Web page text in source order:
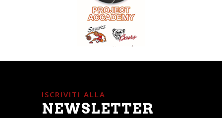
ISCRIVITI ALLA
NEWSLETTER